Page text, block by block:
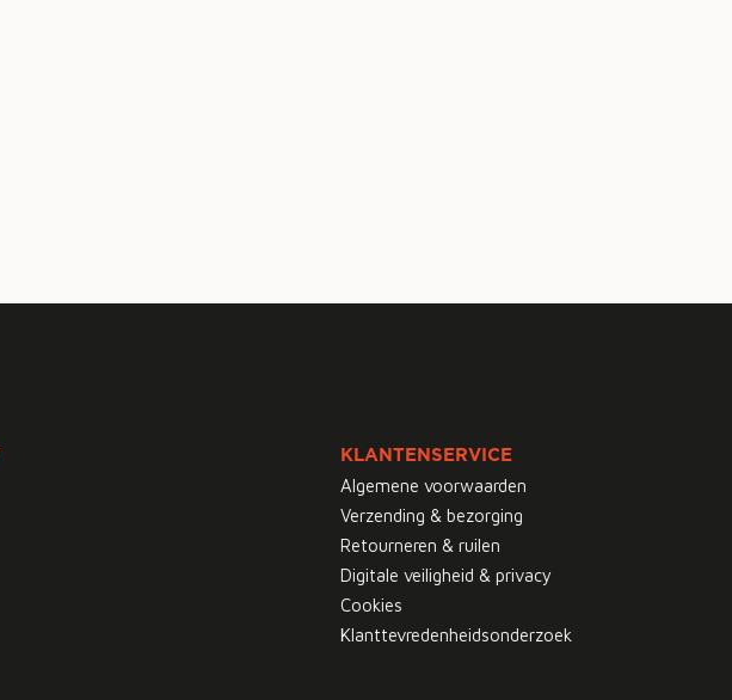
KLANTENSERVICE
Algemene voorwaarden
Verzending & bezorging
Retourneren & ruilen
Digitale veiligheid & privacy
Cookies
Klanttevredenheidsonderzoek